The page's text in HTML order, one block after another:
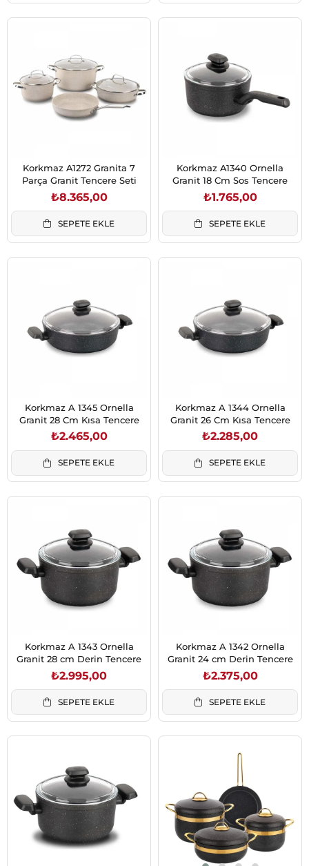
Korkmaz A1272 Granita 7
Parça Granit Tencere Seti
₺8.365,00
SEPETE EKLE
Korkmaz A1340 Ornella
Granit 18 Cm Sos Tencere
₺1.765,00
SEPETE EKLE
Korkmaz A 1345 Ornella
Granit 28 Cm Kısa Tencere
₺2.465,00
SEPETE EKLE
Korkmaz A 1344 Ornella
Granit 26 Cm Kısa Tencere
₺2.285,00
SEPETE EKLE
Korkmaz A 1343 Ornella
Granit 28 cm Derin Tencere
₺2.995,00
SEPETE EKLE
Korkmaz A 1342 Ornella
Granit 24 cm Derin Tencere
₺2.375,00
SEPETE EKLE